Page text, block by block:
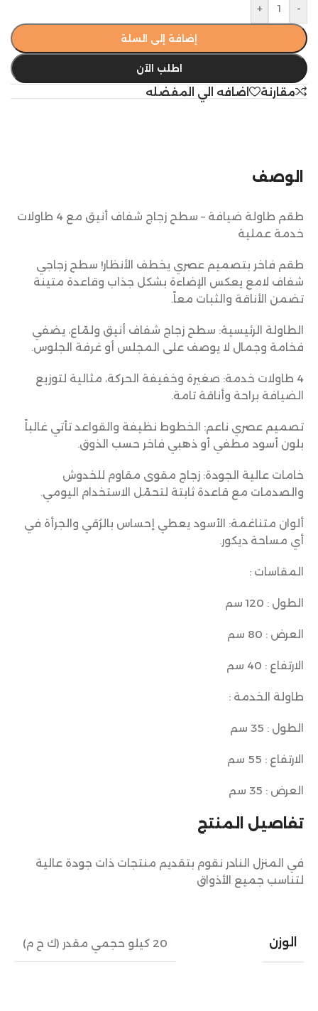
-
+
إضافة إلى السلة
اطلب الآن
مقارنة اضافه الي المفضله
تفاصيل المنتج
في المنزل النادر نقوم بتقديم منتجات ذات جودة عالية
لتناسب جميع الأذواق
الوزن 20 كيلو حجمي مقدر (ك ح م)
الوصف
طقم طاولة ضيافة – سطح زجاج شفاف أنيق مع 4 طاولات
خدمة عملية
طقم فاخر بتصميم عصري يخطف الأنظار! سطح زجاجي
شفاف لامع يعكس الإضاءة بشكل جذاب وقاعدة متينة
تضمن الأناقة والثبات معاً.
الطاولة الرئيسية: سطح زجاج شفاف أنيق ولمّاع، يضفي
فخامة وجمال لا يوصف على المجلس أو غرفة الجلوس.
4 طاولات خدمة: صغيرة وخفيفة الحركة، مثالية لتوزيع
الضيافة براحة وأناقة تامة.
تصميم عصري ناعم: الخطوط نظيفة والقواعد تأتي غالباً
بلون أسود مطفي أو ذهبي فاخر حسب الذوق.
خامات عالية الجودة: زجاج مقوى مقاوم للخدوش
والصدمات مع قاعدة ثابتة لتحمّل الاستخدام اليومي.
ألوان متناغمة: الأسود يعطي إحساس بالرُقي والجرأة في
أي مساحة ديكور.
المقاسات :
الطول : 120 سم
العرض : 80 سم
الارتفاع : 40 سم
طاولة الخدمة :
الطول : 35 سم
الارتفاع : 55 سم
العرض : 35 سم